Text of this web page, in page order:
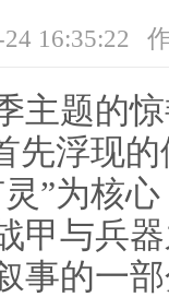
16:35:22
主题的
先浮现
”为核
甲与兵
事的一